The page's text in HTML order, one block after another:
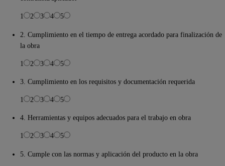
1 2 3 4 5
2. Cumplimiento en el tiempo de entrega acordado para finalización de
la obra
1 2 3 4 5
3. Cumplimiento en los requisitos y documentación requerida
1 2 3 4 5
4. Herramientas y equipos adecuados para el trabajo en obra
1 2 3 4 5
5. Cumple con las normas y aplicación del producto en la obra